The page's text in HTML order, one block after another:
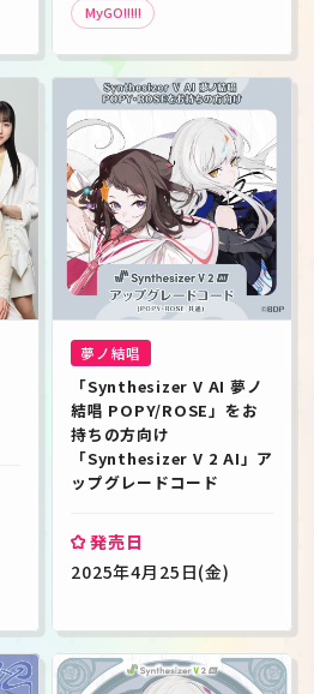
EN
この条件で検索
MyGO!!!!!
夢ノ結唱
「Synthesizer V AI 夢ノ
結唱 POPY/ROSE」をお
持ちの方向け
「Synthesizer V 2 AI」ア
ップグレードコード
発売日
2025年4月25日(金)